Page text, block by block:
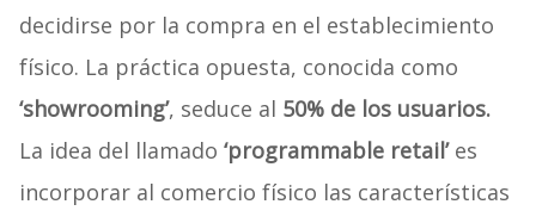
decidirse por la compra en el establecimiento
físico. La práctica opuesta, conocida como
‘showrooming’, seduce al 50% de los usuarios.
La idea del llamado ‘programmable retail’es
incorporar al comercio físico las características